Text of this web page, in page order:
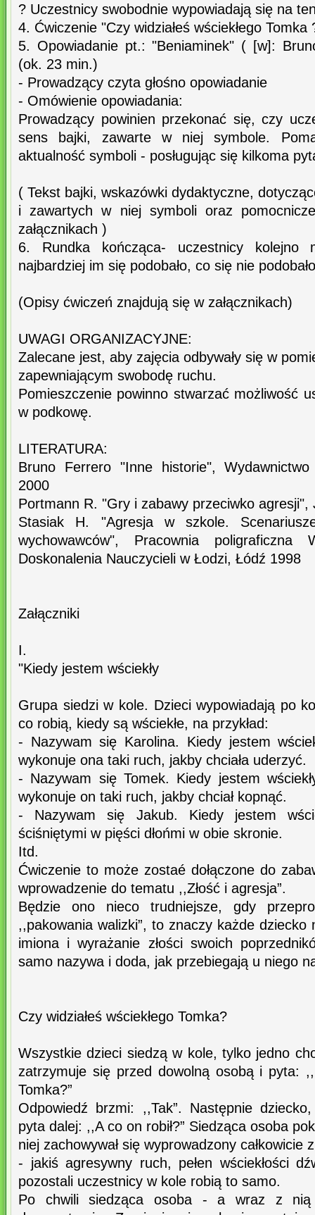
? Uczestnicy swobodnie wypowiadają się na
4. Ćwiczenie "Czy widziałeś wściekłego
5. Opowiadanie pt.: "Beniaminek" ( [w]:
(ok. 23 min.)
- Prowadzący czyta głośno opowiadanie
- Omówienie opowiadania:
Prowadzący powinien przekonać się, czy
sens bajki, zawarte w niej symbole.
aktualność symboli - posługując się kilkoma
( Tekst bajki, wskazówki dydaktyczne,
i zawartych w niej symboli oraz
załącznikach )
6. Rundka kończąca- uczestnicy kolejno
najbardziej im się podobało, co się nie
(Opisy ćwiczeń znajdują się w załącznikach)
UWAGI ORGANIZACYJNE:
Zalecane jest, aby zajęcia odbywały się w
zapewniającym swobodę ruchu.
Pomieszczenie powinno stwarzać możliwość
w podkowę.
LITERATURA:
Bruno Ferrero "Inne historie", Wydawnictwo
2000
Portmann R. "Gry i zabawy przeciwko agresji",
Stasiak H. "Agresja w szkole.
wychowawców", Pracownia poligraficzna
Doskonalenia Nauczycieli w Łodzi, Łódź 1998
Załączniki
I.
"Kiedy jestem wściekły
Grupa siedzi w kole. Dzieci wypowiadają po
co robią, kiedy są wściekłe, na przykład:
- Nazywam się Karolina. Kiedy jestem
wykonuje ona taki ruch, jakby chciała uderzyć.
- Nazywam się Tomek. Kiedy jestem
wykonuje on taki ruch, jakby chciał kopnąć.
- Nazywam się Jakub. Kiedy jestem
ściśniętymi w pięści dłońmi w obie skronie.
Itd.
Ćwiczenie to może zostaé dołączone do
wprowadzenie do tematu ,,Złość i agresja”.
Będzie ono nieco trudniejsze, gdy
,,pakowania walizki”, to znaczy każde dziecko
imiona i wyrażanie złości swoich
samo nazywa i doda, jak przebiegają u niego
Czy widziałeś wściekłego Tomka?
Wszystkie dzieci siedzą w kole, tylko jedno
zatrzymuje się przed dowolną osobą i pyta:
Tomka?”
Odpowiedź brzmi: ,,Tak”. Następnie
pyta dalej: ,,A co on robił?” Siedząca osoba
niej zachowywał się wyprowadzony całkowicie
- jakiś agresywny ruch, pełen wściekłości
pozostali uczestnicy w kole robią to samo.
Po chwili siedząca osoba - a wraz z